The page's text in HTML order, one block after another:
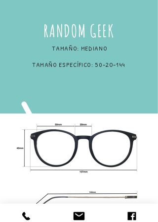
TAMAÑO: MEDIANO
TAMAÑO ESPECÍFICO: 50-2O-144
RANDOM GEEK